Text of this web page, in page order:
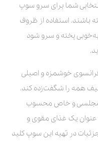
شما برای سرو سوپ
باشند. استفاده از ظروف
پخته و سرو شود
خوشمزه و اصیلی
همه را شگفت‌زده کند.
مجلسی و خاص محسوب
عنوان یک غذای مقوی و
در تهیه این سوپ کلید